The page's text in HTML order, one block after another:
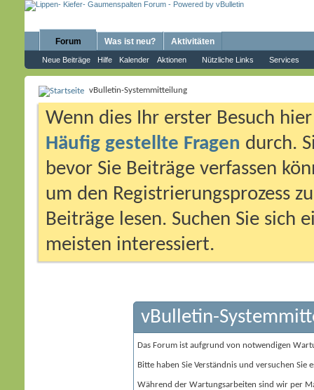
Forum
Neue Beiträge Hilfe Kalender Aktionen Nützliche Links Services
Was ist neu? Aktivitäten
vBulletin-Systemmitteilung
Wenn dies Ihr erster Besuch
Häufig gestellte Fragen durch.
bevor Sie Beiträge verfassen
um den Registrierungsprozess
Beiträge lesen. Suchen Sie sich
meisten interessiert.
vBulletin-
Das Forum ist aufgrund von notwendigen
Bitte haben Sie Verständnis und versuchen Sie
Während der Wartungsarbeiten sind wir per